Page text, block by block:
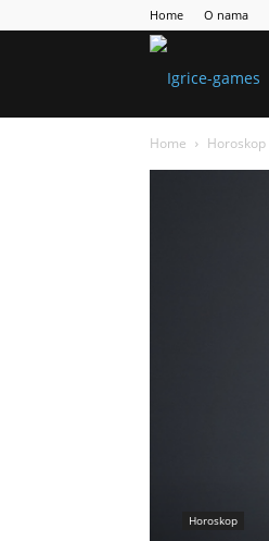
Home O nama
Home Horoskop
Horoskop